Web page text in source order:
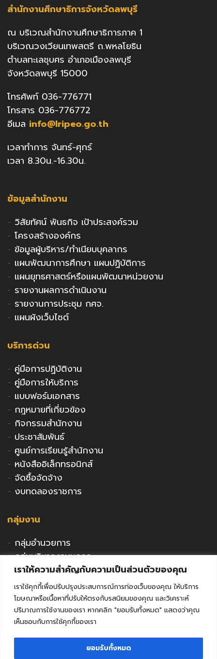
เราให้ความสำคัญกับความเป็นส่วนตัวของคุณ
เราใช้คุกกี้เพื่อปรับปรุงประสบการณ์การท่องเว็บของคุณ ให้บริการ
โฆษณาหรือเนื้อหาที่ปรับให้ตรงกับรสนิยมของคุณ และวิเคราะห์
ปริมาณการใช้งานของเรา หากคลิก "ยอมรับทั้งหมด" แสดงว่าคุณ
เห็นชอบกับการใช้คุกกี้ของเรา
ยอมรับทั้งหมด
สำนักงานศึกษาธิการจังหวัดลพบุรี
ณ บริเวณสำนักงานศึกษาธิการภาค 1
บริเวณวงเวียนเทพสตรี ถ.พหลโยธิน
ตำบลทะเลชุบศร อำเภอเมืองลพบุรี
จังหวัดลพบุรี 15000
โทรศัพท์ 036-776771
โทรสาร 036-776772
อีเมล info@lripeo.go.th
เวลาทำการ จันทร์-ศุกร์
เวลา 8.30น.-16.30น.
ข้อมูลสำนักงาน
- วิสัยทัศน์ พันธกิจ เป้าประสงค์รวม
- โครงสร้างองค์กร
- ข้อมูลผู้บริหาร/ทำเนียบบุคลากร
- แผนพัฒนาการศึกษา แผนปฏิบัติการ
- แผนยุทธศาสตร์หรือแผนพัฒนาหน่วยงาน
- รายงานผลการดำเนินงาน
- รายงานการประชุม กศจ.
- แผนผังเว็บไซต์
บริการด่วน
- คู่มือการปฏิบัติงาน
- คู่มือการให้บริการ
- แบบฟอร์มเอกสาร
- กฎหมายที่เกี่ยวข้อง
- กิจกรรมสำนักงาน
- ประชาสัมพันธ์
- ศูนย์การเรียนรู้สำนักงาน
- หนังสืออิเล็กทรอนิกส์
- จัดซื้อจัดจ้าง
- งบทดลองราชการ
กลุ่มงาน
- กลุ่มอำนวยการ
-กลุ่มบริหารงานบุคคล
กลุ่มนโยบายและแผน
-กลุ่มนิเทศติดตามและประเมินผล
-กลุ่มพัฒนาการศึกษา
-กลุ่มส่งเสริมการศึกษาเอกชน
-กลุ่มกิจการลูกเสือฯ
-หน่วยตรวจสอบภายใน
คุรุสภาจังหวัดลพบุรี